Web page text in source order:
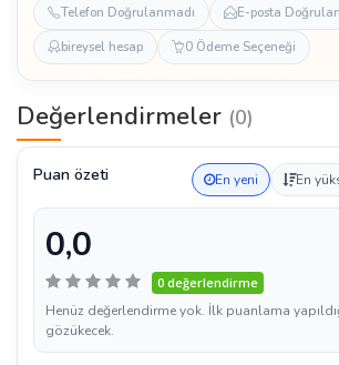
Telefon Doğrulanmadı
E-posta
bireysel hesap
0 Ödeme Seçeneği
Değerlendirmeler (0)
Puan özeti En yeni En
0,0
0 değerlendirme
Henüz değerlendirme yok. İlk puanlama
gözükecek.